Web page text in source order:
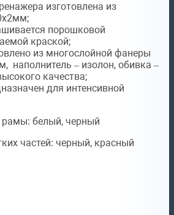
изготовлена из
порошковой
краской;
из многослойной фанеры
наполнитель – изолон, обивка –
качества;
для интенсивной
рамы: белый, черный
частей: черный, красный